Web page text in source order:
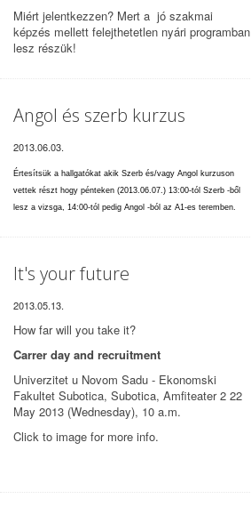
Miért jelentkezzen? Mert a jó szakmai
képzés mellett felejthetetlen nyári programban
lesz részük!
Angol és szerb kurzus
2013.06.03.
Értesítsük a hallgatókat akik Szerb és/vagy Angol kurzuson
vettek részt hogy pénteken (2013.06.07.) 13:00-tól Szerb -ből
lesz a vizsga, 14:00-tól pedig Angol -ból az A1-es teremben.
It's your future
2013.05.13.
How far will you take it?
Carrer day and recruitment
Univerzitet u Novom Sadu - Ekonomski
Fakultet Subotica, Subotica, Amfiteater 2 22
May 2013 (Wednesday), 10 a.m.
Click to image for more info.